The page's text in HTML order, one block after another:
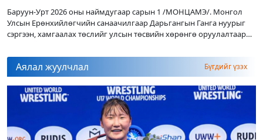
6 өдрийн өмнө
Хамгийн өндөр тоглогчийг авахаар NBA-
7 өдрийн өмнө
Монгол-Оросын хилийг хамтран шалгах
ажил 85 хувьтай байна
7 өдрийн өмнө
Баруун-Урт 2026 оны наймдугаар сарын 1 /МОНЦАМЭ/. Монгол
Улсын Ерөнхийлөгчийн санаачилгаар Дарьгангын Ганга нуурыг
сэргээн, хамгаалах төслийг улсын төсвийн хөрөнгө оруулалтаар
Аялал жуулчлал Бүгдийг үзэх